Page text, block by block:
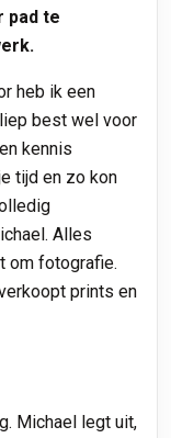
pad te
heb ik een
best wel voor
kennis
tijd en zo kon
Alles
om fotografie.
prints en
Michael legt uit,